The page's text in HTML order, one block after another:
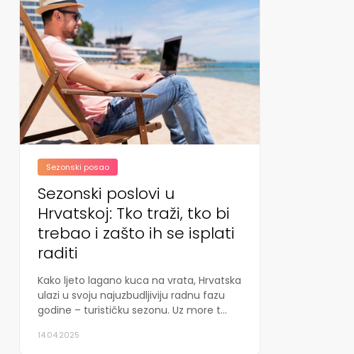
Sezonski posao
Sezonski poslovi u
Hrvatskoj: Tko traži, tko bi
trebao i zašto ih se isplati
raditi
Kako ljeto lagano kuca na vrata, Hrvatska
ulazi u svoju najuzbudljiviju radnu fazu
godine – turističku sezonu. Uz more t...
14.04.2025